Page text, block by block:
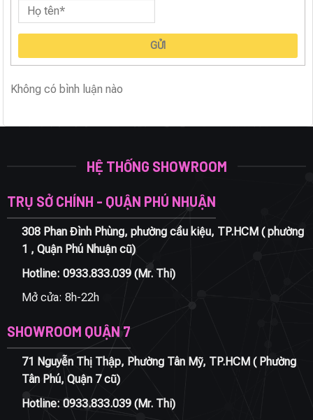
GỬI
Không có bình luận nào
HỆ THỐNG SHOWROOM
TRỤ SỞ CHÍNH - QUẬN PHÚ NHUẬN
308 Phan Đình Phùng, phường cầu kiệu, TP.HCM ( phường
1 , Quận Phú Nhuận cũ)
Hotline: 0933.833.039(Mr. Thi)
Mở cửa: 8h-22h
SHOWROOM QUẬN 7
71 Nguyễn Thị Thập, Phường Tân Mỹ, TP.HCM ( Phường
Tân Phú, Quận 7 cũ)
Hotline: 0933.833.039(Mr. Thi)